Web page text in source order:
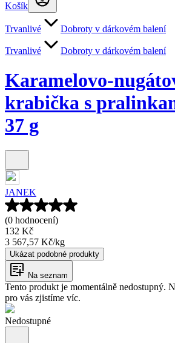
Košík
Trvanlivé Dobroty v dárkovém balení
Trvanlivé Dobroty v dárkovém balení
Karamelovo-
krabička s
37 g
JANEK
(0 hodnocení)
132 Kč
3 567,57 Kč/kg
Ukázat podobné produkty
Na seznam
Tento produkt je momentálně nedostupný.
pro vás zjistíme víc.
Nedostupné